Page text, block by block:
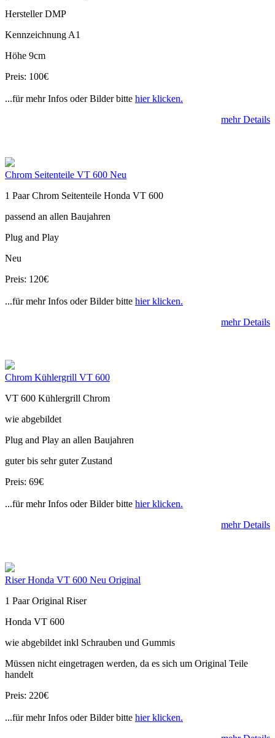
Hersteller DMP
Kennzeichnung A1
Höhe 9cm
Preis: 100€
...für mehr Infos oder Bilder bitte hier klicken.
mehr Details
Chrom Seitenteile VT 600 Neu
1 Paar Chrom Seitenteile Honda VT 600
passend an allen Baujahren
Plug and Play
Neu
Preis: 120€
...für mehr Infos oder Bilder bitte hier klicken.
mehr Details
Chrom Kühlergrill VT 600
VT 600 Kühlergrill Chrom
wie abgebildet
Plug and Play an allen Baujahren
guter bis sehr guter Zustand
Preis: 69€
...für mehr Infos oder Bilder bitte hier klicken.
mehr Details
Riser Honda VT 600 Neu Original
1 Paar Original Riser
Honda VT 600
wie abgebildet inkl Schrauben und Gummis
Müssen nicht eingetragen werden, da es sich um Original Teile
handelt
Preis: 220€
...für mehr Infos oder Bilder bitte hier klicken.